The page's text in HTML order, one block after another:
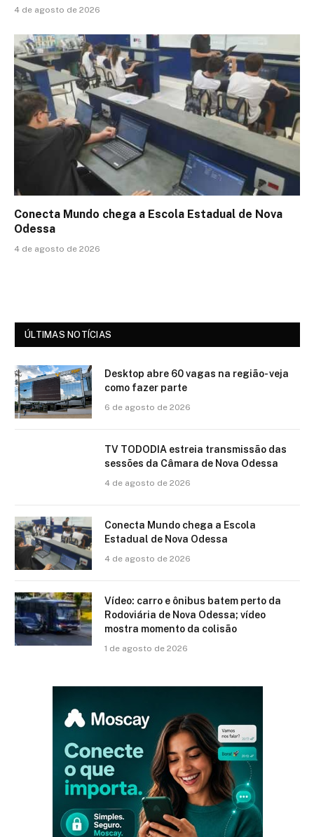
4 de agosto de 2026
Conecta Mundo chega a Escola Estadual de Nova
Odessa
4 de agosto de 2026
ÚLTIMAS NOTÍCIAS
Desktop abre 60 vagas na região- veja
como fazer parte
6 de agosto de 2026
TV TODODIA estreia transmissão das
sessões da Câmara de Nova Odessa
4 de agosto de 2026
Conecta Mundo chega a Escola
Estadual de Nova Odessa
4 de agosto de 2026
Vídeo: carro e ônibus batem perto da
Rodoviária de Nova Odessa; vídeo
mostra momento da colisão
1 de agosto de 2026